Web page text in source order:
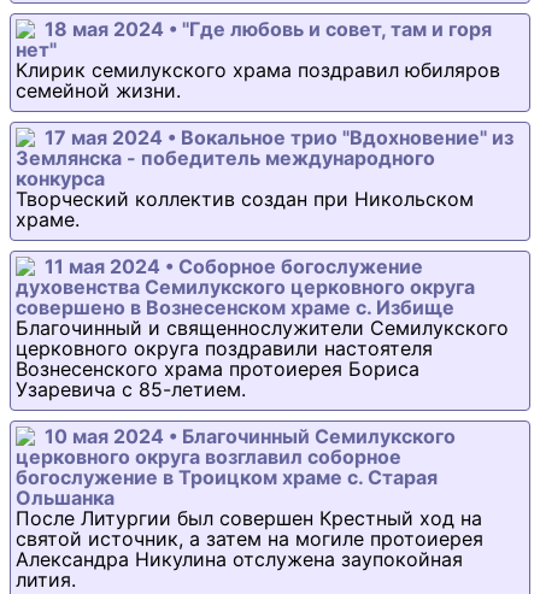
18 мая 2024 • "Где любовь и совет, там и горя
нет"
Клирик семилукского храма поздравил юбиляров
семейной жизни.
17 мая 2024 • Вокальное трио "Вдохновение" из
Землянска - победитель международного
конкурса
Творческий коллектив создан при Никольском
храме.
11 мая 2024 • Соборное богослужение
духовенства Семилукского церковного округа
совершено в Вознесенском храме с. Избище
Благочинный и священнослужители Семилукского
церковного округа поздравили настоятеля
Вознесенского храма протоиерея Бориса
Узаревича с 85-летием.
10 мая 2024 • Благочинный Семилукского
церковного округа возглавил соборное
богослужение в Троицком храме с. Старая
Ольшанка
После Литургии был совершен Крестный ход на
святой источник, а затем на могиле протоиерея
Александра Никулина отслужена заупокойная
лития.